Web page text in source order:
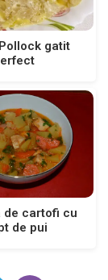
gatit
de cartofi cu
de pui